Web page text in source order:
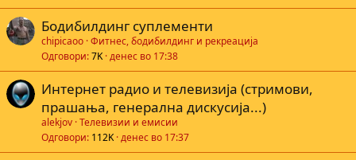
Бодибилдинг суплементи
chipicaoo Фитнес, бодибилдинг и рекреација
Одговори 7K денес во 17:38
Интернет радио и телевизија (стримови,
прашања, генерална дискусија...)
alekjov Телевизии и емисии
Одговори 112K денес во 17:37